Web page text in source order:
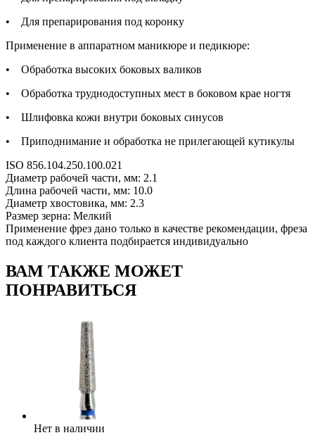
• Для препарирования под коронку
Применение в аппаратном маникюре и педикюре:
• Обработка высоких боковых валиков
• Обработка труднодоступных мест в боковом крае ногтя
• Шлифовка кожи внутри боковых синусов
• Приподнимание и обработка не прилегающей кутикулы
ISO 856.104.250.100.021
Диаметр рабочей части, мм: 2.1
Длина рабочей части, мм: 10.0
Диаметр хвостовика, мм: 2.3
Размер зерна: Мелкий
Применение фрез дано только в качестве рекомендации, фреза
под каждого клиента подбирается индивидуально
ВАМ ТАКЖЕ МОЖЕТ
ПОНРАВИТЬСЯ
Нет в наличии